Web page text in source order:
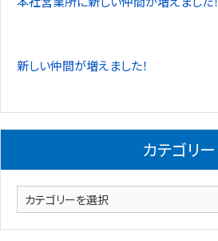
新しい仲間が増えました！
カテゴリー
カ
テ